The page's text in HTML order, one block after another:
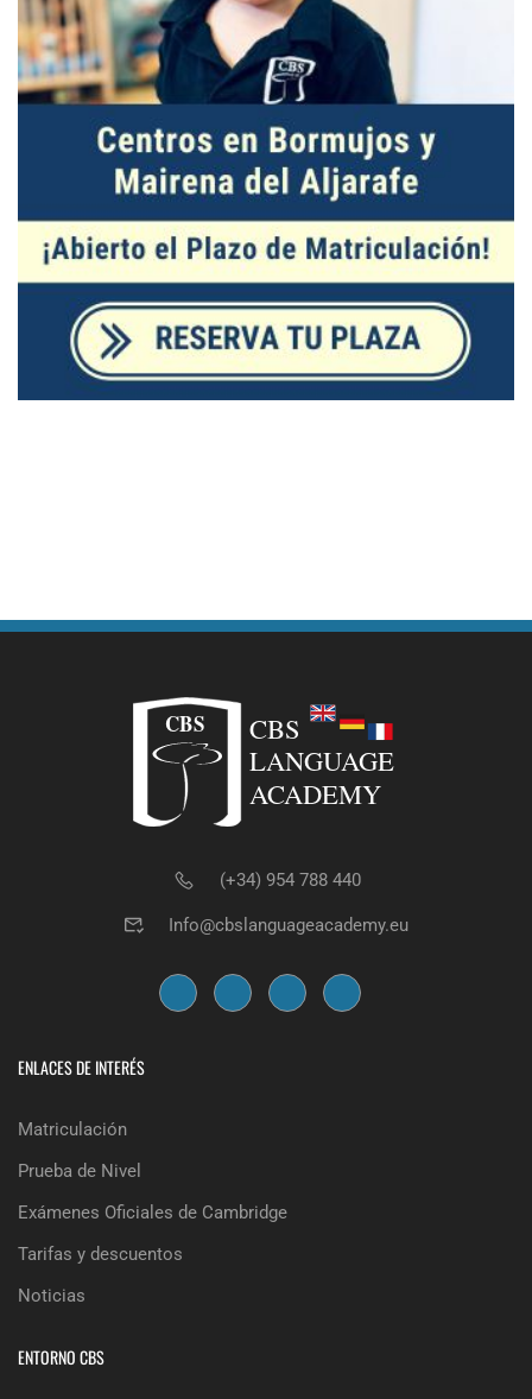
(+34) 954 788 440
Info@cbslanguageacademy.eu
ENLACES DE INTERÉS
Matriculación
Prueba de Nivel
Exámenes Oficiales de Cambridge
Tarifas y descuentos
Noticias
ENTORNO CBS